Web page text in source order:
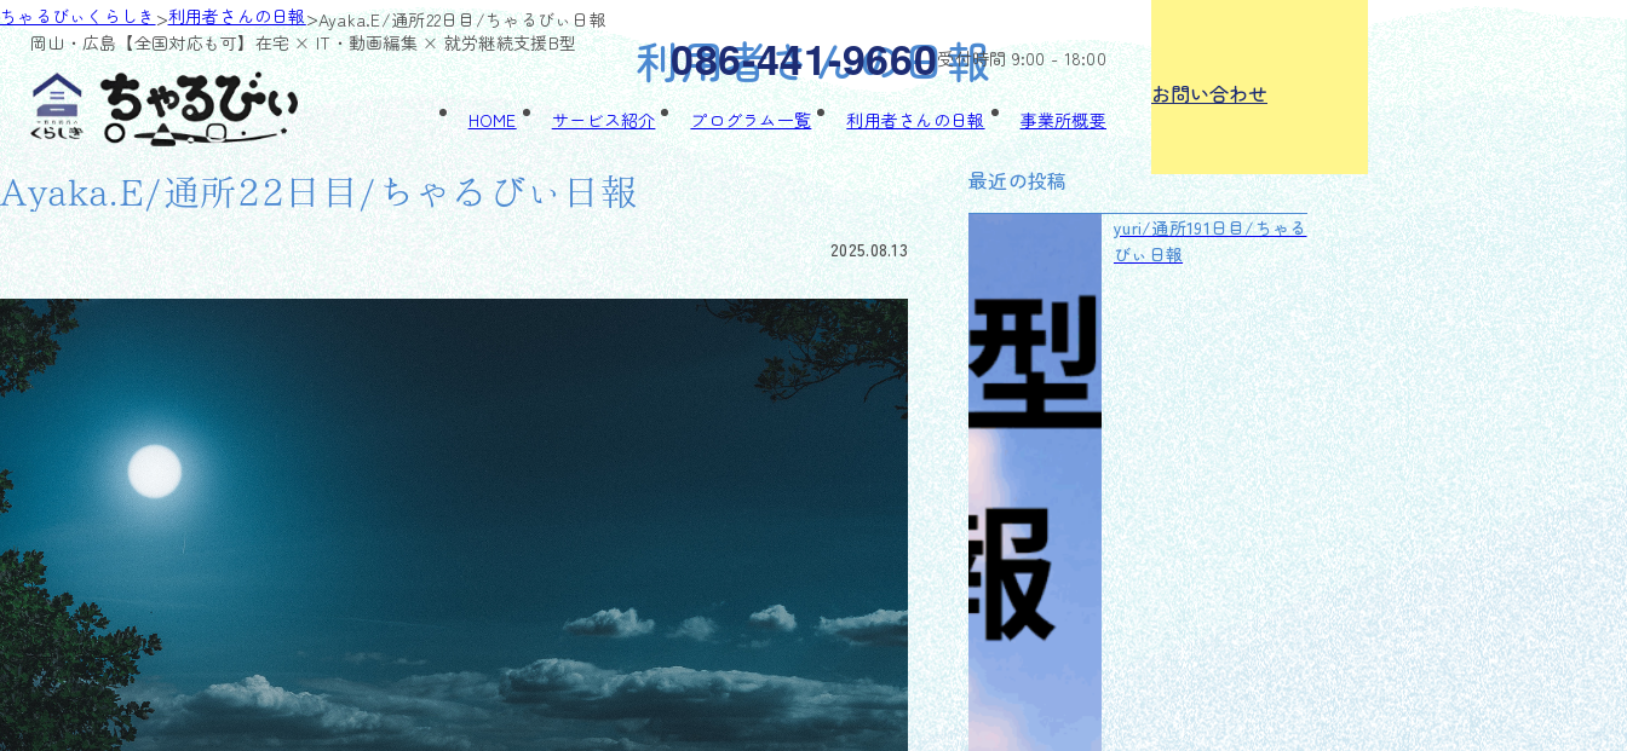
岡山・広島【全国対応も可】在宅 × IT・動画編集 × 就労継続支援B型 086-441-9660受付時間 9:00 - 18:00
HOME サービス紹介 プログラム一覧 利用者さんの日報 事業所概要
お問い合わせ
ちゃるびぃくらしき>利用者さんの日報>Ayaka.E/通所22日目/ちゃるびぃ日報
利用者さんの日報
Ayaka.E/通所22日目/ちゃるびぃ日報
2025.08.13
最近の投稿
yuri/通所191日目/ちゃる
びぃ日報